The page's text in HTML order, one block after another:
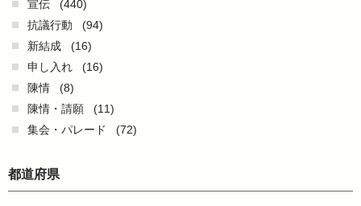
宣伝
(440)
抗議行動
(94)
新結成
(16)
申し入れ
(16)
陳情
(8)
陳情・請願
(11)
集会・パレード
(72)
都道府県